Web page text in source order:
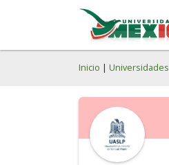
Inicio | Universidades